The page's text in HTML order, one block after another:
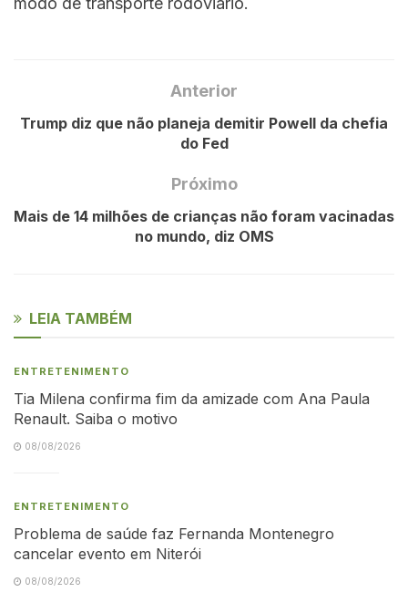
Anterior
Trump diz que não planeja demitir Powell da chefia
do Fed
Próximo
Mais de 14 milhões de crianças não foram vacinadas
no mundo, diz OMS
LEIA TAMBÉM
ENTRETENIMENTO
Tia Milena confirma fim da amizade com Ana Paula
Renault. Saiba o motivo
08/08/2026
ENTRETENIMENTO
Problema de saúde faz Fernanda Montenegro
cancelar evento em Niterói
08/08/2026